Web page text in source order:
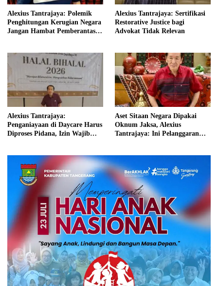
Alexius Tantrajaya: Polemik
Penghitungan Kerugian Negara
Jangan Hambat Pemberantasan
Alexius Tantrajaya: Sertifikasi
Restorative Justice bagi
Advokat Tidak Relevan
Alexius Tantrajaya:
Penganiayaan di Daycare Harus
Diproses Pidana, Izin Wajib
Aset Sitaan Negara Dipakai
Oknum Jaksa, Alexius
Tantrajaya: Ini Pelanggaran